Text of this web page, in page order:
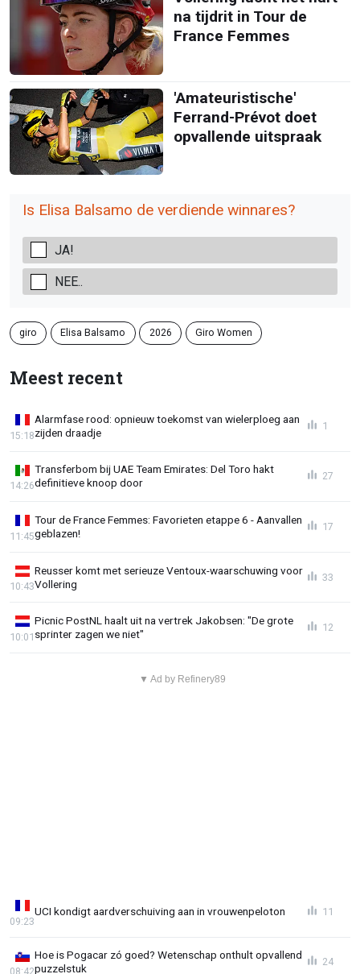
na tijdrit in Tour de
France Femmes
'Amateuristische'
Ferrand-Prévot doet
opvallende uitspraak
Is Elisa Balsamo de verdiende winnares?
JA!
NEE..
giro Elisa Balsamo 2026 Giro Women
Meest recent
Alarmfase rood: opnieuw toekomst van wielerploeg aan
zijden draadje
15:18
1
Transferbom bij UAE Team Emirates: Del Toro hakt
definitieve knoop door
14:26
27
Tour de France Femmes: Favorieten etappe 6 - Aanvallen
geblazen!
11:45
17
Reusser komt met serieuze Ventoux-waarschuwing voor
Vollering
10:43
33
Picnic PostNL haalt uit na vertrek Jakobsen: "De grote
sprinter zagen we niet"
10:01
12
▼ Ad by Refinery89
UCI kondigt aardverschuiving aan in vrouwenpeloton
09:23
11
Hoe is Pogacar zó goed? Wetenschap onthult opvallend
puzzelstuk
08:42
24